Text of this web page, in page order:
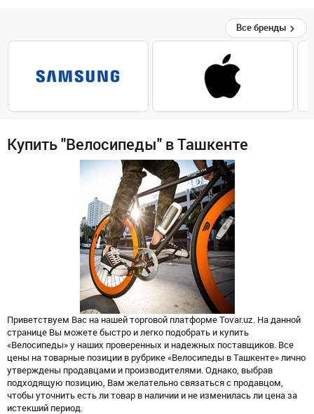
Все бренды
Купить "Велосипеды" в Ташкенте
Приветствуем Вас на нашей торговой платформе Tovar.uz. На данной
странице Вы можете быстро и легко подобрать и купить
«Велосипеды» у наших проверенных и надежных поставщиков. Все
цены на товарные позиции в рубрике «Велосипеды в Ташкенте» лично
утверждены продавцами и производителями. Однако, выбрав
подходящую позицию, Вам желательно связаться с продавцом,
чтобы уточнить есть ли товар в наличии и не изменилась ли цена за
истекший период.